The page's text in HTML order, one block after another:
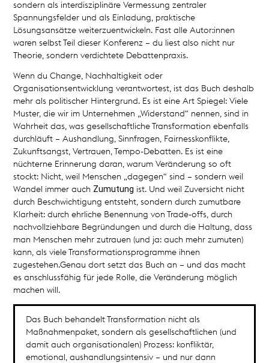
sondern als interdisziplinäre Vermessung zentraler
Spannungsfelder und als Einladung, praktische
Lösungsansätze weiterzuentwickeln. Fast alle Autor:innen
waren selbst Teil dieser Konferenz – du liest also nicht nur
Theorie, sondern verdichtete Debattenpraxis.
Wenn du Change, Nachhaltigkeit oder
Organisationsentwicklung verantwortest, ist das Buch deshalb
mehr als politischer Hintergrund. Es ist eine Art Spiegel: Viele
Muster, die wir im Unternehmen „Widerstand“ nennen, sind in
Wahrheit das, was gesellschaftliche Transformation ebenfalls
durchläuft – Aushandlung, Sinnfragen, Fairnesskonflikte,
Zukunftsangst, Vertrauen, Tempo-Debatten. Es ist eine
nüchterne Erinnerung daran, warum Veränderung so oft
stockt: Nicht, weil Menschen „dagegen“ sind – sondern weil
Wandel immer auch Zumutung ist. Und weil Zuversicht nicht
durch Beschwichtigung entsteht, sondern durch zumutbare
Klarheit: durch ehrliche Benennung von Trade-offs, durch
nachvollziehbare Begründungen und durch die Haltung, dass
man Menschen mehr zutrauen (und ja: auch mehr zumuten)
kann, als viele Transformationsprogramme ihnen
zugestehen.Genau dort setzt das Buch an – und das macht
es anschlussfähig für jede Rolle, die Veränderung möglich
machen will.
Das Buch behandelt Transformation nicht als
Maßnahmenpaket, sondern als gesellschaftlichen (und
damit auch organisationalen) Prozess: konfliktär,
emotional, aushandlungsintensiv – und nur dann